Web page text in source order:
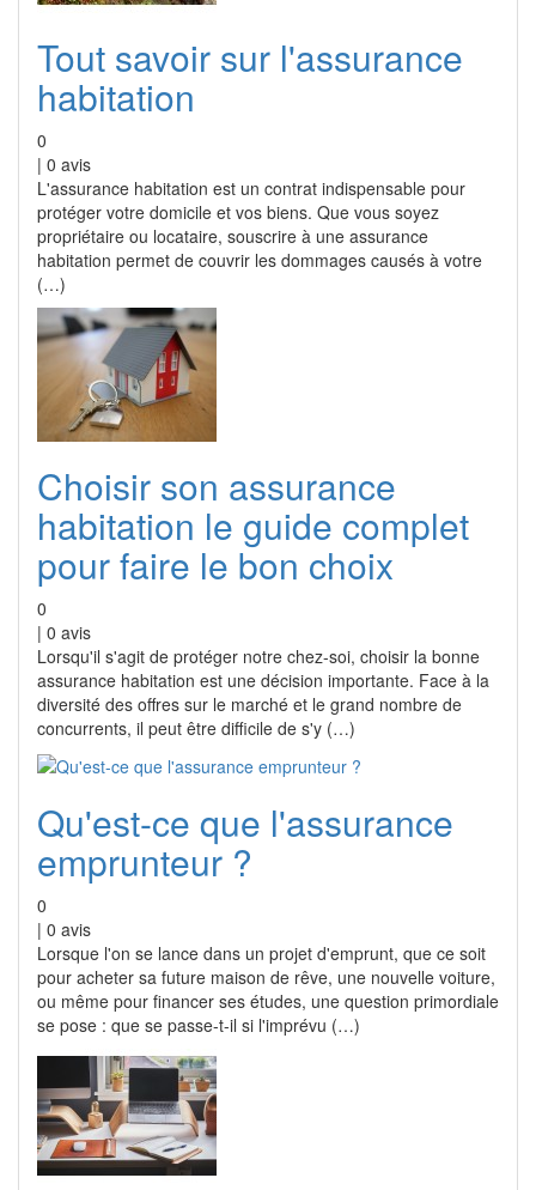
Tout savoir sur l'assurance
habitation
0
| 0 avis
L'assurance habitation est un contrat indispensable pour
protéger votre domicile et vos biens. Que vous soyez
propriétaire ou locataire, souscrire à une assurance
habitation permet de couvrir les dommages causés à votre
(…)
Choisir son assurance
habitation le guide complet
pour faire le bon choix
0
| 0 avis
Lorsqu'il s'agit de protéger notre chez-soi, choisir la bonne
assurance habitation est une décision importante. Face à la
diversité des offres sur le marché et le grand nombre de
concurrents, il peut être difficile de s'y (…)
Qu'est-ce que l'assurance
emprunteur ?
0
| 0 avis
Lorsque l'on se lance dans un projet d'emprunt, que ce soit
pour acheter sa future maison de rêve, une nouvelle voiture,
ou même pour financer ses études, une question primordiale
se pose : que se passe-t-il si l'imprévu (…)